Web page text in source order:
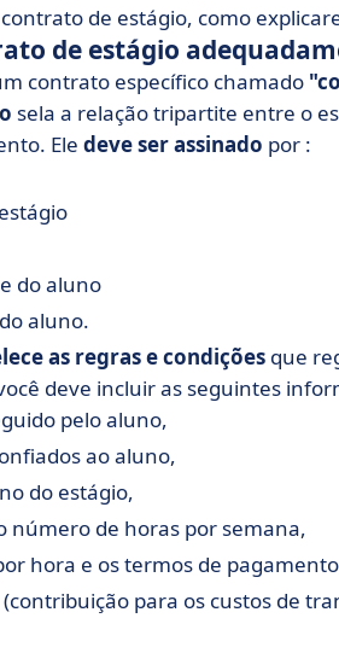
de estágio, como
de estágio
contrato específico chamado
sela a relação tripartite entre o
Ele deve ser assinado por :
do aluno
aluno.
as regras e condições que
deve incluir as seguintes
pelo aluno,
ao aluno,
do estágio,
número de horas por semana,
hora e os termos de
para os custos de